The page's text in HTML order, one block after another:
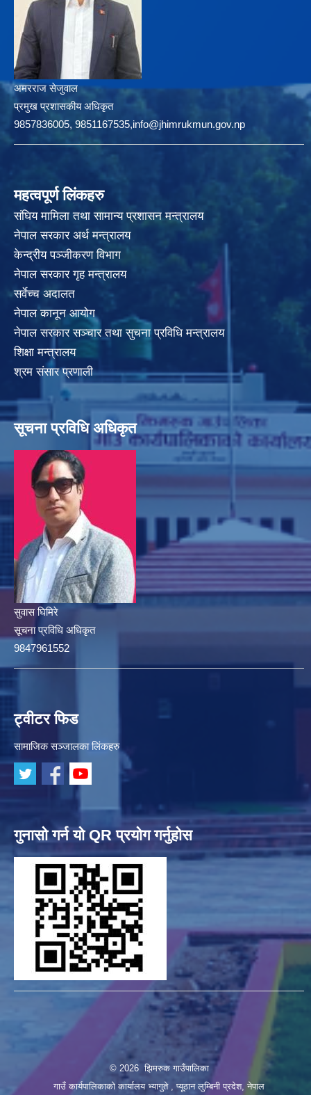
अमरराज सेजुवाल
प्रमुख प्रशासकीय अधिकृत
9857836005, 9851167535,info@jhimrukmun.gov.np
महत्वपूर्ण लिंकहरु
संघिय मामिला तथा सामान्य प्रशासन मन्त्रालय
नेपाल सरकार अर्थ मन्त्रालय
केन्द्रीय पञ्जीकरण विभाग
नेपाल सरकार गृह मन्त्रालय
सर्वेच्च अदालत
नेपाल कानून आयोग
नेपाल सरकार सञ्चार तथा सुचना प्रविधि मन्त्रालय
शिक्षा मन्त्रालय
श्रम संसार प्रणाली
सूचना प्रविधि अधिकृत
सुवास घिमिरे
सूचना प्रविधि अधिकृत
9847961552
ट्वीटर फिड
सामाजिक सञ्जालका लिंकहरु
गुनासो गर्न यो QR प्रयोग गर्नुहोस
© 2026 झिमरुक गाउँपालिका
गाउँ कार्यपालिकाको कार्यालय भ्यागुते , प्यूठान लुम्बिनी प्रदेश, नेपाल